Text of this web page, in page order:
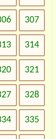
307
314
321
328
335